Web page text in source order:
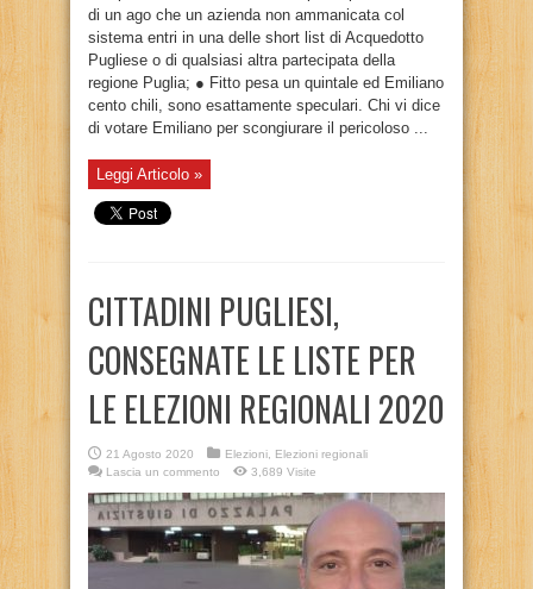
di un ago che un azienda non ammanicata col
sistema entri in una delle short list di Acquedotto
Pugliese o di qualsiasi altra partecipata della
regione Puglia; ● Fitto pesa un quintale ed Emiliano
cento chili, sono esattamente speculari. Chi vi dice
di votare Emiliano per scongiurare il pericoloso ...
Leggi Articolo »
CITTADINI PUGLIESI,
CONSEGNATE LE LISTE PER
LE ELEZIONI REGIONALI 2020
21 Agosto 2020 Elezioni
Elezioni regionali
Lascia un commento
3,689 Visite